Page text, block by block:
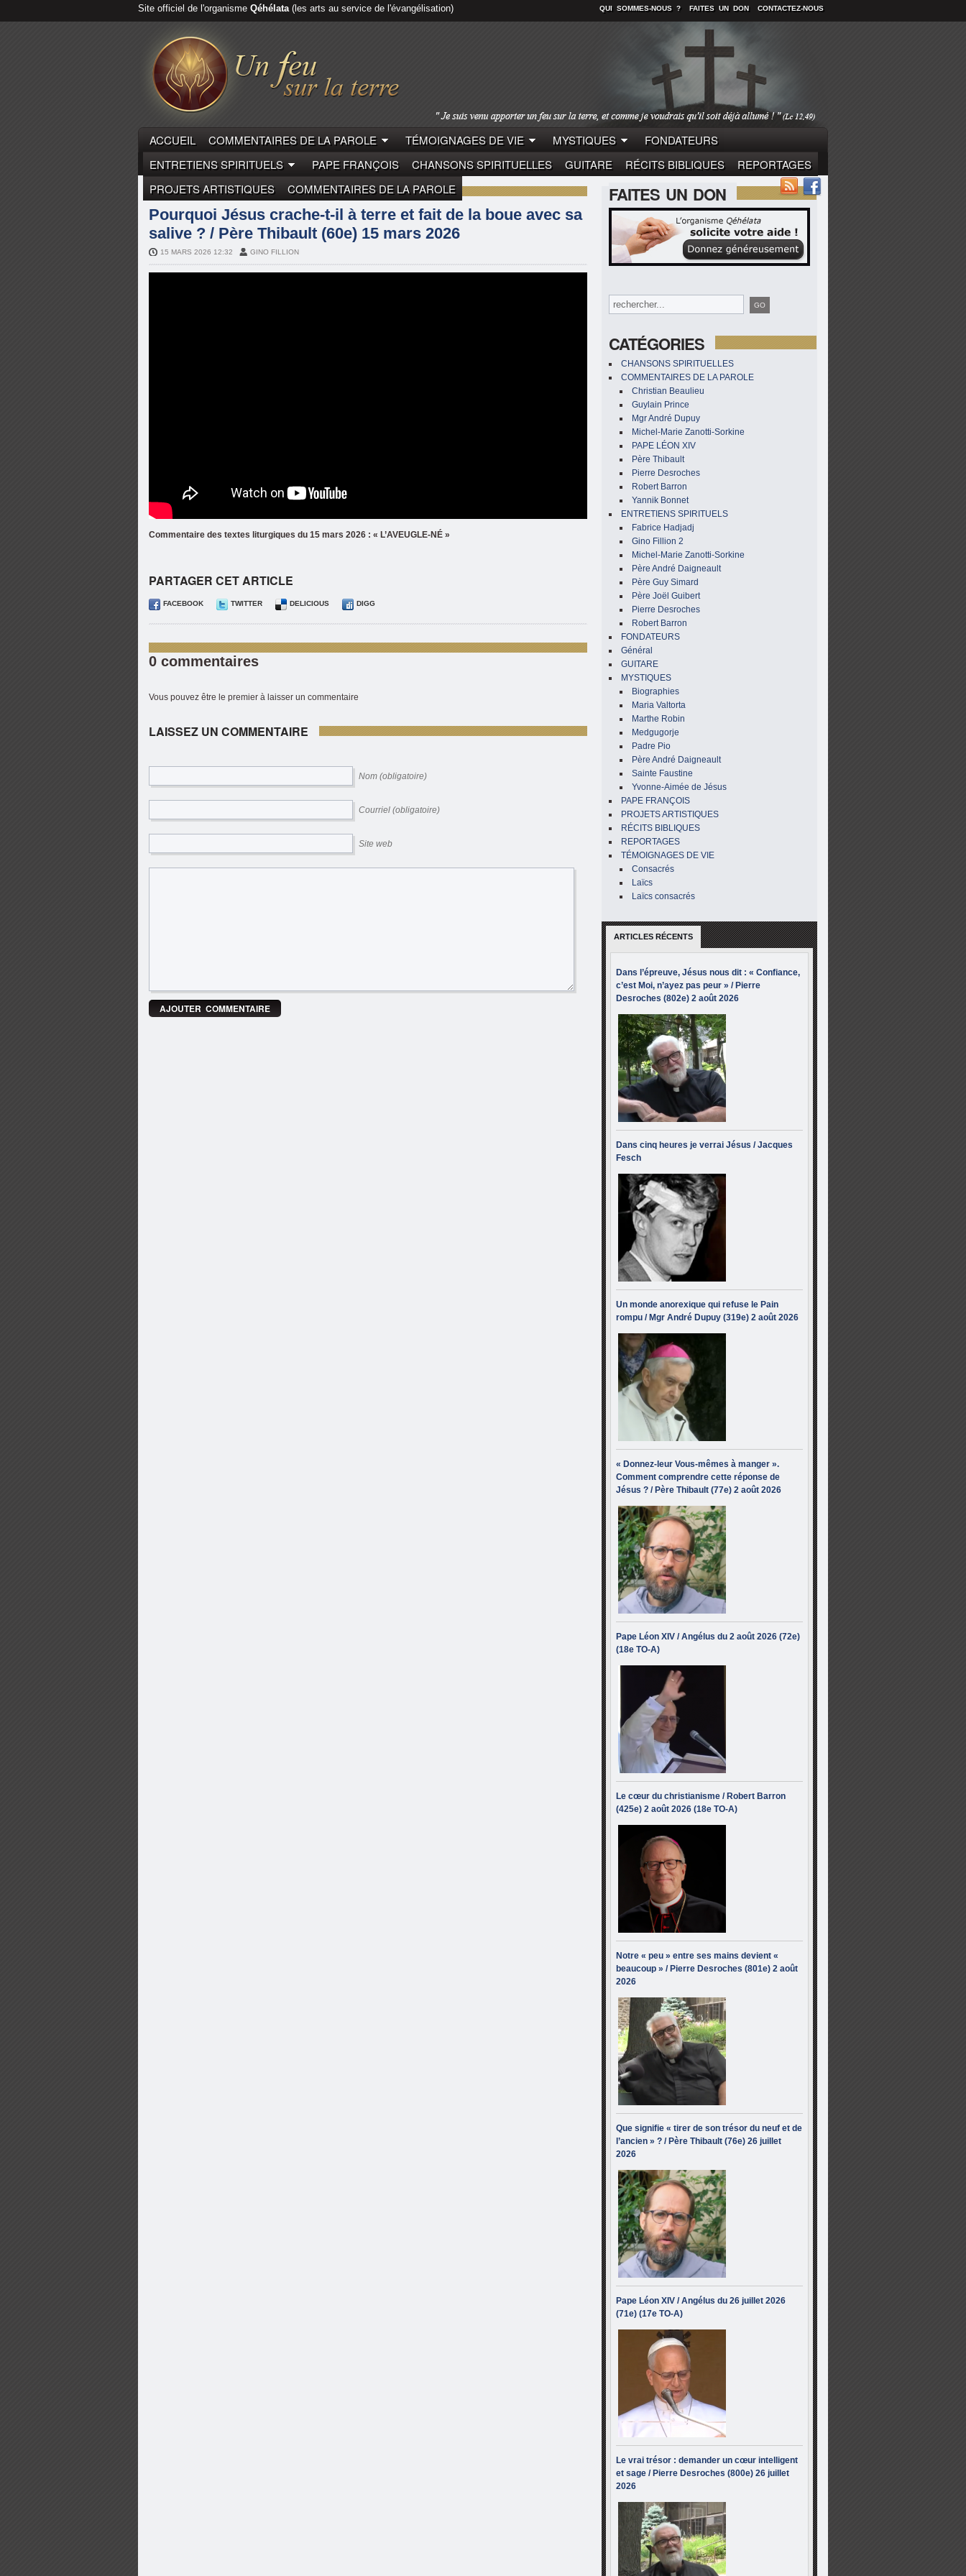
Site officiel de l'organisme Qéhélata(les arts au service de l'évangélisation) QUI SOMMES-NOUS ? FAITES UN DON CONTACTEZ-NOUS
ACCUEIL COMMENTAIRES DE LA PAROLE TÉMOIGNAGES DE VIE MYSTIQUES
FONDATEURS
ENTRETIENS SPIRITUELS
PAPE FRANÇOIS CHANSONS SPIRITUELLES GUITARE RÉCITS BIBLIQUES
REPORTAGES
PROJETS ARTISTIQUES
COMMENTAIRES DE LA PAROLE FAITES UN DON
CATÉGORIES
CHANSONS SPIRITUELLES
COMMENTAIRES DE LA PAROLE
Christian Beaulieu
Guylain Prince
Mgr André Dupuy
Michel-Marie Zanotti-Sorkine
PAPE LÉON XIV
Père Thibault
Pierre Desroches
Robert Barron
Yannik Bonnet
ENTRETIENS SPIRITUELS
Fabrice Hadjadj
Gino Fillion 2
Michel-Marie Zanotti-Sorkine
Père André Daigneault
Père Guy Simard
Père Joël Guibert
Pierre Desroches
Robert Barron
FONDATEURS
Général
GUITARE
MYSTIQUES
Biographies
Maria Valtorta
Marthe Robin
Medgugorje
Padre Pio
Père André Daigneault
Sainte Faustine
Yvonne-Aimée de Jésus
PAPE FRANÇOIS
PROJETS ARTISTIQUES
RÉCITS BIBLIQUES
REPORTAGES
TÉMOIGNAGES DE VIE
Consacrés
Laïcs
Laïcs consacrés
ARTICLES RÉCENTS
Dans l’épreuve, Jésus nous dit : « Confiance,
c’est Moi, n’ayez pas peur » / Pierre
Desroches (802e) 2 août 2026
Dans cinq heures je verrai Jésus / Jacques
Fesch
Un monde anorexique qui refuse le Pain
rompu / Mgr André Dupuy (319e) 2 août 2026
« Donnez-leur Vous-mêmes à manger ».
Comment comprendre cette réponse de
Jésus ? / Père Thibault (77e) 2 août 2026
Pape Léon XIV / Angélus du 2 août 2026 (72e)
(18e TO-A)
Le cœur du christianisme / Robert Barron
(425e) 2 août 2026 (18e TO-A)
Notre « peu » entre ses mains devient «
beaucoup » / Pierre Desroches (801e) 2 août
2026
Que signifie « tirer de son trésor du neuf et de
l’ancien » ? / Père Thibault (76e) 26 juillet
2026
Pape Léon XIV / Angélus du 26 juillet 2026
(71e) (17e TO-A)
Le vrai trésor : demander un cœur intelligent
et sage / Pierre Desroches (800e) 26 juillet
2026
COMMENTAIRES DE LA PAROLE PÈRE THIBAULT
Pourquoi Jésus crache-t-il à terre et fait de la boue avec sa
salive ? / Père Thibault (60e) 15 mars 2026
15 MARS 2026 12:32 GINO FILLION
Commentaire des textes liturgiques du 15 mars 2026 : « L’AVEUGLE-NÉ »
PARTAGER CET ARTICLE
FACEBOOK TWITTER DELICIOUS DIGG
0 commentaires
Vous pouvez être le premier à laisser un commentaire
LAISSEZ UN COMMENTAIRE
Nom (obligatoire)
Courriel (obligatoire)
Site web